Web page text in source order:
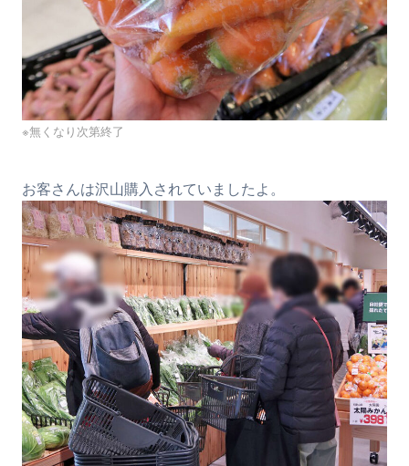
※無くなり次第終了
お客さんは沢山購入されていましたよ。